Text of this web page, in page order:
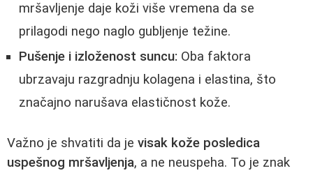
mršavljenje daje koži više vremena da se
prilagodi nego naglo gubljenje težine.
Pušenje i izloženost suncu: Oba faktora
ubrzavaju razgradnju kolagena i elastina, što
značajno narušava elastičnost kože.
Važno je shvatiti da je visak kože posledica
uspešnog mršavljenja, a ne neuspeha. To je znak